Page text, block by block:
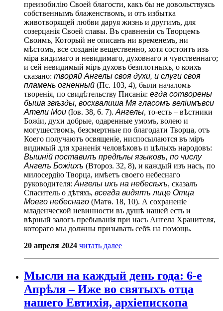
преизобилію Своей благости, какъ бы не довольствуясь
собственнымъ блаженствомъ, и отъ избытка
животворящей любви даруя жизнь и другимъ, для
созерцанія Своей славы. Въ сравненіи съ Творцемъ
Своимъ, Который не описанъ ни временемъ, ни
мѣстомъ, все созданіе вещественно, хотя состоитъ изъ
міра видимаго и невидимаго, духовнаго и чувственнаго;
и сей невидимый міръ духовъ безплотныхъ, о коихъ
сказано: творяй Ангелы своя духи, и слуги своя
пламень огненный (Пс. 103, 4), были началомъ
творенія, по свидѣтельству Писанія: егда сотворены
быша звѣзды, восхвалиша Мя гласомъ веліимъвси
Атели Мои (Іов. 38, 6. 7). Ангелы, то-есть – вѣстники
Божіи, духи добрые, одаренные умомъ, волею и
могуществомъ, безсмертные по благодати Творца, отъ
Коего получаютъ освященіе, ниспосылаются въ міръ
видимый для храненія человѣковъ и цѣлыхъ народовъ:
Вышній поставилъ предѣлы языковъ, по числу
Ангелъ Божіихъ (Второз. 32, 8), и каждый изъ насъ, по
милосердію Творца, имѣетъ своего небеснаго
руководителя: Ангелы ихъ на небесѣхъ, сказалъ
Спаситель о дѣтяхъ, всегда видятъ лице Отца
Моего небеснаго (Матѳ. 18, 10). А сохраненіе
младенческой невинности въ душѣ нашей есть и
вѣрный залогъ пребыванія при насъ Ангела Хранителя,
котораго мы должны призывать себѣ на помощь.
20 апреля 2024 читать далее
Мысли на каждый день года: 6-е
Апрѣля – Иже во святыхъ отца
нашего Евтихія, архіепископа